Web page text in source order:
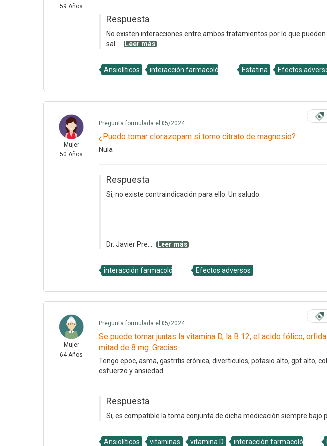
59 Años
Respuesta
No existen interacciones entre ambos tratamientos por lo que
sal...
Leer más
Ansiolíticos interacción farmacológica Estatina Efectos
Mujer
50 Años
Pregunta formulada el 05/2024
¿Puedo tomar clonazepam si tomo citrato de magnesio?
Nula
Respuesta
Si, no existe contraindicación para ello. Un saludo.
Dr. Javier Pre... Leer más
interacción farmacológica Efectos adversos
Mujer
64 Años
Pregunta formulada el 05/2024
Se puede tomar juntas la vitamina D, la B 12, el acido fólico,
mitad de 8 mg. Gracias
Tengo epoc, asma, gastritis crónica, diverticulos, potasio alto, gpt alto,
esfuerzo y ansiedad
Respuesta
Si, es compatible la toma conjunta de dicha medicación siempre bajo
Ansiolíticos vitaminas vitamina D interacción farmacológica